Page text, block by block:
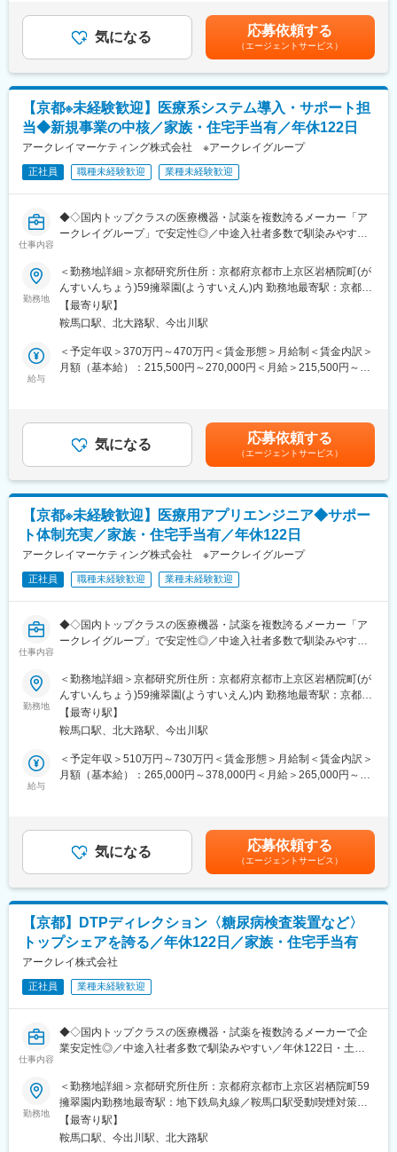
ど積極的なキャリア構築が可能です。
変更の範囲：会社の定める業務
中には関東などの出身者もおり、働きやすさと技術力・実績など
に魅力を感じ全国の機電メーカーなどからエンジニアが入社して
います。
当社は2019年に社員の心身の健康に寄り添う経営を行う企業に与
えられる「健康経営優良企業」に認定されました。実際の会社全
体の月平均残業は3.1時間、フレックスタイム制や時間単位の有
給、技術者にも在宅勤務を採用しています。来年にはくるみんを
いきます。具体的には福利厚生や待遇の改善を行ったり、確定拠
出型年金の金額も上げたいと考えています。また、女性技術者も
す。
開発メーカーとして常に安定した技術力が発揮できるよう、社員
への学習の機会は積極的に提供していただけます。毎月座学での
勉強会を開催しており、オフィス内には業界情報に関する定期刊
行は常時複数部置いてあります。デスクも社員同士がオープンに
業務を進められます。
す。賃金はあくまでも目安の金額であり、選考を通じて上下する
可能性があります。月給(月額)は固定手当を含めた表記です。
気になる 応募依頼する
（エージェントサービス）
【京都※未経験歓迎】医療系システム導入・サポート担
当◆新規事業の中核／家族・住宅手当有／年休122日
アークレイマーケティング株式会社 ※アークレイグループ
正社員 職種未経験歓迎 業種未経験歓迎
仕事内容
◆◇国内トップクラスの医療機器・試薬を複数誇るメーカー「ア
ークレイグループ」で安定性◎／中途入社者多数で馴染みやすい
有り◆◇
■出向先(ユニバーサルヘルスウェア有限会社)：
アークレイマーケティング株式会社のグループ会社として、ソフ
トウェア開発およびWebサービスの構築を行っています。
■業務内容（臨床検査情報システムの導入・サポート）：
病院の検査室にて勤務されている臨床検査技師の方々と直接打ち
・導入前の事前打ち合わせ
・システムの納品・仕様調整
・稼動テストの実施
業務は常に2～3名のチーム体制で進めるため、未経験領域があっ
ても安心。
現場と密にコミュニケーションを取りながら、医療現場が安全か
つ円滑にシステムを利用できる環境づくりに貢献していただきま
※アークレイマーケティング株式会社へ入社後、ユニバーサルヘル
スウェア有限会社へ在籍出向となります。
■入社後の流れ：
を用意しています。基礎知識の習得から実務への移行まで、無理
のないステップで成長できる環境が整っており、未経験分野があ
る方も安心して業務に取り組めます。
・臨床検査系情報のオンデマンド学習（約2か月）
・OJT（約半年）
また、本ポジションでは、導入担当としての専門性を深めるだけ
でなく、それ以外の多様なキャリアパスも描くことが可能です。
■当ポジションの魅力：
◎医療機関の中核業務を支える臨床検査情報システムの導入に携
わり、専門性の高いエキスパートとして成長することができま
す。
◎立ち上げフェーズにある新規事業の中核メンバーとして関われ
るため、役割や仕組みづくりにも主体的に参画できます。決めら
れた業務をこなすだけでなく、事業の成長を肌で感じられる環境
変更の範囲：会社の定める業務
勤務地
＜勤務地詳細＞京都研究所住所：京都府京都市上京区岩栖院町(が
んすいんちょう)59擁翠園(ようすいえん)内 勤務地最寄駅：京都市
営地下鉄 烏丸線線／鞍馬口駅受動喫煙対策：屋内全面禁煙変更の
範囲：会社の定める事業所
【最寄り駅】
鞍馬口駅、北大路駅、今出川駅
給与
＜予定年収＞370万円～470万円＜賃金形態＞月給制＜賃金内訳＞
月額（基本給）：215,500円～270,000円＜月給＞215,500円～
いたします。礼金が15万（単身）、25万（家族帯同）、仲介手数
料家賃1ヶ月分も会社負担となります。尚、社宅適用となった場合
は、適用が異なります。賃金はあくまでも目安の金額であり、選
考を通じて上下する可能性があります。月給(月額)は固定手当を含
めた表記です。
気になる 応募依頼する
（エージェントサービス）
【京都※未経験歓迎】医療用アプリエンジニア◆サポー
ト体制充実／家族・住宅手当有／年休122日
アークレイマーケティング株式会社 ※アークレイグループ
正社員 職種未経験歓迎 業種未経験歓迎
仕事内容
◆◇国内トップクラスの医療機器・試薬を複数誇るメーカー「ア
ークレイグループ」で安定性◎／中途入社者多数で馴染みやすい
有り◆◇
■出向先(ユニバーサルヘルスウェア有限会社)：
アークレイマーケティング株式会社のグループ会社として、ソフ
トウェア開発およびWebサービスの構築を行っています。
■職務内容：
本ポジションでは、自社開発アプリケーションの追加機能開発を
も携わることが可能。機能改善のスピード感や裁量の大きさを感
じながら、プロダクトと自身の成長を同時に実感できるポジショ
ンです。
を用意しています。基礎知識の習得から実務への移行まで、無理
のないステップで成長できる環境が整っており、未経験分野があ
る方も安心して業務に取り組めます。
・担当システムに関する社内研修（約2か月）
・OJT（約半年）
■ポジションの特徴：
本ポジションで担当いただくのは、糖尿病患者さま向けの
「血糖値管理」「食事記録」「歩数計」「バイタル管理」など、
日々の健康状態を一元的に管理できる機能を搭載し、患者さまの
セルフケアを支援する重要な役割を担っています。
本アプリケーションも、患者さま個人にとどまらず、医療機関や
勤務地
＜勤務地詳細＞京都研究所住所：京都府京都市上京区岩栖院町(が
んすいんちょう)59擁翠園(ようすいえん)内 勤務地最寄駅：京都市
営地下鉄 烏丸線線／鞍馬口駅受動喫煙対策：屋内全面禁煙変更の
範囲：会社の定める事業所
【最寄り駅】
鞍馬口駅、北大路駅、今出川駅
給与
＜予定年収＞510万円～730万円＜賃金形態＞月給制＜賃金内訳＞
月額（基本給）：265,000円～378,000円＜月給＞265,000円～
いたします。礼金が15万（単身）、25万（家族帯同）、仲介手数
料家賃1ヶ月分も会社負担となります。尚、社宅適用となった場合
は、適用が異なります。賃金はあくまでも目安の金額であり、選
考を通じて上下する可能性があります。月給(月額)は固定手当を含
めた表記です。
気になる 応募依頼する
（エージェントサービス）
【京都】DTPディレクション〈糖尿病検査装置など〉
トップシェアを誇る／年休122日／家族・住宅手当有
アークレイ株式会社
正社員 業種未経験歓迎
仕事内容
◆◇国内トップクラスの医療機器・試薬を複数誇るメーカーで企
業安定性◎／中途入社者多数で馴染みやすい／年休122日・土日
ローバルに活躍中◆◇
■業務内容：
糖尿病検査装置などの当社製品に関連する文書（取扱説明書、添
付文書、ラベル類など）のDTPディレクター業務をお任せしま
勤務地
＜勤務地詳細＞京都研究所住所：京都府京都市上京区岩栖院町59
擁翠園内勤務地最寄駅：地下鉄烏丸線／鞍馬口駅受動喫煙対策：
屋内全面禁煙変更の範囲：会社の定める事業所
【最寄り駅】
鞍馬口駅、今出川駅、北大路駅